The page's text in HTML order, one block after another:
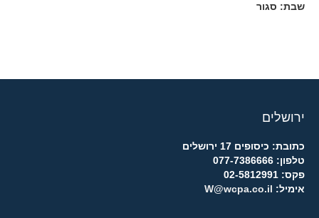
שבת: סגור
ירושלים
כתובת: כיסופים 17 ירושלים
טלפון: 077-7386666
פקס: 02-5812991
אימיל: W@wcpa.co.il